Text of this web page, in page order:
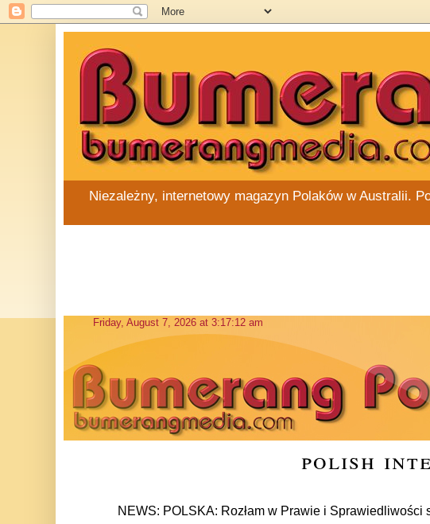
Niezależny, internetowy magazyn Polaków w Australii.
polish
NEWS: POLSKA: Rozłam w Prawie i Sprawiedliwości stał